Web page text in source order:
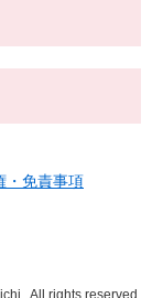
・免責事項
. All rights reserved.